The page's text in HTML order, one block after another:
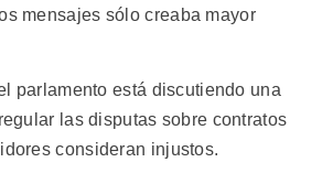
mensajes sólo creaba mayor
parlamento está discutiendo una
las disputas sobre contratos
consideran injustos.